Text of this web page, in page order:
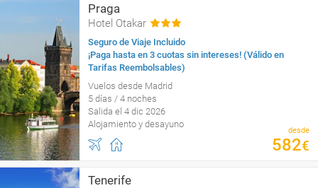
Praga
Hotel Otakar
Seguro de Viaje Incluido
¡Paga hasta en 3 cuotas sin intereses! (Válido en
Tarifas Reembolsables)
Vuelos desde Madrid
5 días / 4 noches
Salida el 4 dic 2026
Alojamiento y desayuno
desde
582€
Tenerife